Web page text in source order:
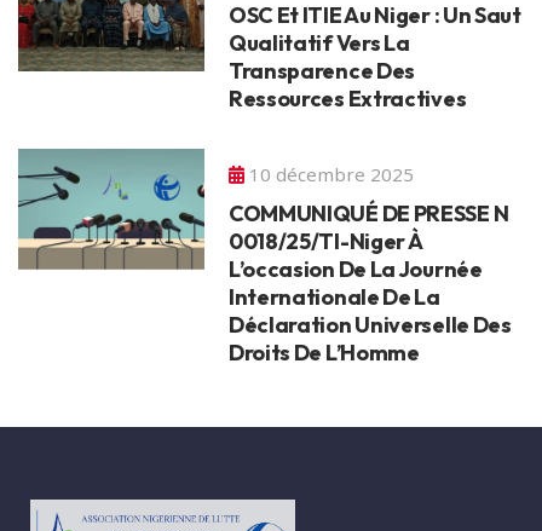
OSC Et ITIE Au Niger : Un Saut
Qualitatif Vers La
Transparence Des
Ressources Extractives
10 décembre 2025
COMMUNIQUÉ DE PRESSE N
0018/25/TI-Niger À
L’occasion De La Journée
Internationale De La
Déclaration Universelle Des
Droits De L’Homme